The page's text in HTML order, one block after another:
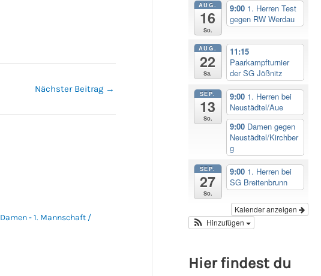
Nächster Beitrag →
Damen - 1. Mannschaft/
AUG.
16
So.
9:00 1. Herren Test
gegen RW Werdau
AUG.
22
Sa.
11:15
Paarkampfturnier
der SG Jößnitz
SEP.
13
So.
9:00 1. Herren bei
Neustädtel/Aue
9:00 Damen gegen
Neustädtel/Kirchber
g
SEP.
27
So.
9:00 1. Herren bei
SG Breitenbrunn
Kalender anzeigen
Hinzufügen
Hier findest du